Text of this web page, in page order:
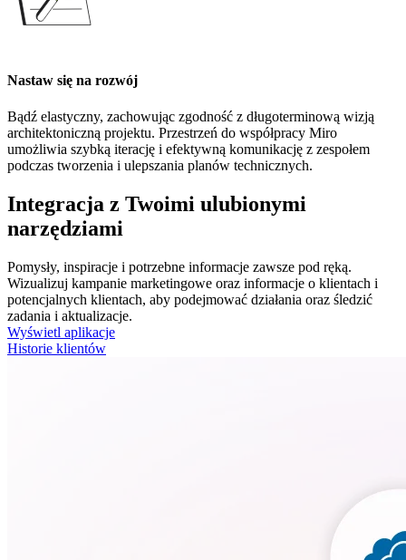
Nastaw się na rozwój
Bądź elastyczny, zachowując zgodność z długoterminową wizją
architektoniczną projektu. Przestrzeń do współpracy Miro
umożliwia szybką iterację i efektywną komunikację z zespołem
podczas tworzenia i ulepszania planów technicznych.
Integracja z Twoimi ulubionymi
narzędziami
Pomysły, inspiracje i potrzebne informacje zawsze pod ręką.
Wizualizuj kampanie marketingowe oraz informacje o klientach i
potencjalnych klientach, aby podejmować działania oraz śledzić
zadania i aktualizacje.
Wyświetl aplikacje
Historie klientów